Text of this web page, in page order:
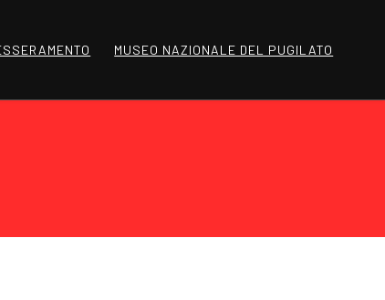
MUSEO NAZIONALE DEL PUGILATO